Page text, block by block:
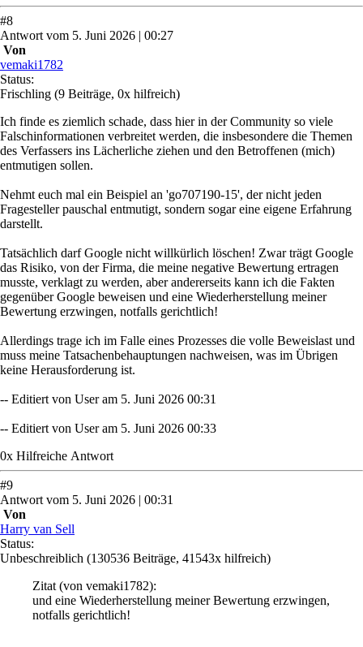
#8
Antwort vom 5. Juni 2026 | 00:27
Von
vemaki1782
Status:
Frischling (9 Beiträge, 0x hilfreich)
Ich finde es ziemlich schade, dass hier in der Community so viele
Falschinformationen verbreitet werden, die insbesondere die Themen
des Verfassers ins Lächerliche ziehen und den Betroffenen (mich)
entmutigen sollen.
Nehmt euch mal ein Beispiel an 'go707190-15', der nicht jeden
Fragesteller pauschal entmutigt, sondern sogar eine eigene Erfahrung
darstellt.
Tatsächlich darf Google nicht willkürlich löschen! Zwar trägt Google
das Risiko, von der Firma, die meine negative Bewertung ertragen
musste, verklagt zu werden, aber andererseits kann ich die Fakten
gegenüber Google beweisen und eine Wiederherstellung meiner
Bewertung erzwingen, notfalls gerichtlich!
Allerdings trage ich im Falle eines Prozesses die volle Beweislast und
muss meine Tatsachenbehauptungen nachweisen, was im Übrigen
keine Herausforderung ist.
-- Editiert von User am 5. Juni 2026 00:31
-- Editiert von User am 5. Juni 2026 00:33
0x Hilfreiche Antwort
#9
Antwort vom 5. Juni 2026 | 00:31
Von
Harry van Sell
Status:
Unbeschreiblich (130536 Beiträge, 41543x hilfreich)
Zitat (von vemaki1782):
und eine Wiederherstellung meiner Bewertung erzwingen,
notfalls gerichtlich!